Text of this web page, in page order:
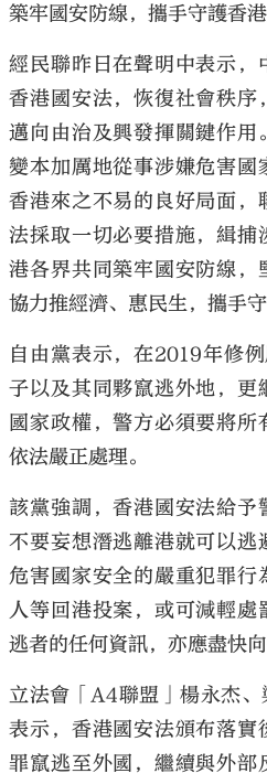
築牢國安防線，攜手守護香港
經民聯昨日在聲明中表示，
香港國安法，恢復社會秩序
邁向由治及興發揮關鍵作用
變本加厲地從事涉嫌危害國
香港來之不易的良好局面，
法採取一切必要措施，緝捕
港各界共同築牢國安防線，
協力推經濟、惠民生，攜手
自由黨表示，在2019年修
子以及其同夥竄逃外地，更
國家政權，警方必須要將
依法嚴正處理。
該黨強調，香港國安法給予
不要妄想潛逃離港就可以逃
危害國家安全的嚴重犯罪行
人等回港投案，或可減輕
逃者的任何資訊，亦應盡快向
立法會「A4聯盟」楊永杰
表示，香港國安法頒布落實
罪竄逃至外國，繼續與外部